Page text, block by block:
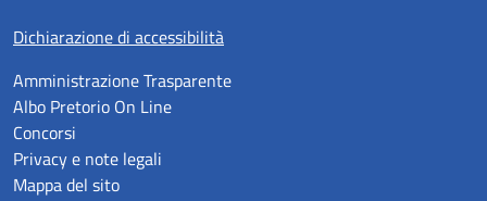
Dichiarazione di accessibilità
Amministrazione Trasparente
Albo Pretorio On Line
Concorsi
Privacy e note legali
Mappa del sito